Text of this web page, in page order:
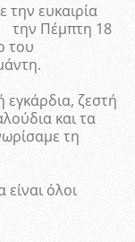
την ευκαιρία
Πέμπτη 18
του
ζεστή
και τα
τη
όλοι